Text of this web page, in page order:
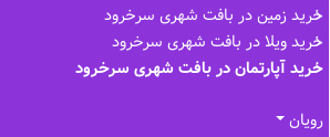
خرید زمین در بافت شهری سرخرود
خرید ویلا در بافت شهری سرخرود
خرید آپارتمان در بافت شهری سرخرود
رویان